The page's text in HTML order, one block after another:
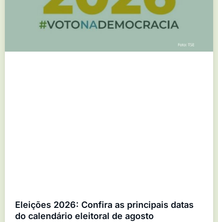
Eleições 2026: Confira as principais datas
do calendário eleitoral de agosto